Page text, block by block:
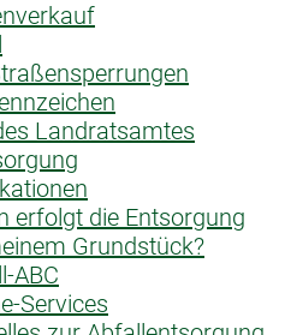
Landratsamtes
erfolgt die Entsorgung
Grundstück?
ABC
Services